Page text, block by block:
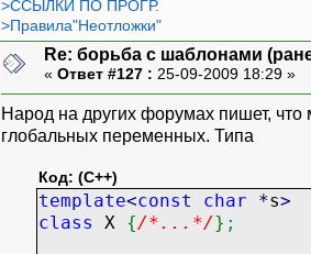
>ССЫЛКИ ПО ПРОГР.
>Правила"Неотложки"
Re: борьба с шаблонами
« Ответ #127 : 25-09-2009 18:29 »
Народ на других форумах пишет, что
глобальных переменных. Типа
Код: (C++)
template<const char *s>
class
X {/*...*/} ;